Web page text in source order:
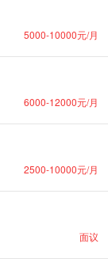
5000-10000元/月
6000-12000元/月
2500-10000元/月
面议